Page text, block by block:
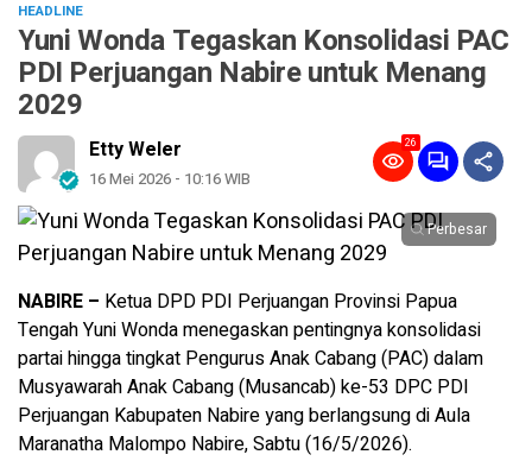
HEADLINE
Yuni Wonda Tegaskan Konsolidasi PAC
PDI Perjuangan Nabire untuk Menang
2029
Etty Weler
16 Mei 2026 - 10:16 WIB
26
Perbesar
NABIRE – Ketua DPD PDI Perjuangan Provinsi Papua
Tengah Yuni Wonda menegaskan pentingnya konsolidasi
partai hingga tingkat Pengurus Anak Cabang (PAC) dalam
Musyawarah Anak Cabang (Musancab) ke-53 DPC PDI
Perjuangan Kabupaten Nabire yang berlangsung di Aula
Maranatha Malompo Nabire, Sabtu (16/5/2026).